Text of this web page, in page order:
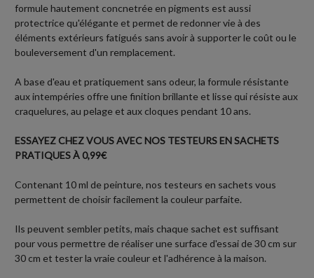
formule hautement concnetrée en pigments est aussi
protectrice qu'élégante et permet de redonner vie à des
éléments extérieurs fatigués sans avoir à supporter le coût ou le
bouleversement d'un remplacement.
A base d'eau et pratiquement sans odeur, la formule résistante
aux intempéries offre une finition brillante et lisse qui résiste aux
craquelures, au pelage et aux cloques pendant 10 ans.
ESSAYEZ CHEZ VOUS AVEC NOS TESTEURS EN SACHETS
PRATIQUES À 0,99€
Contenant 10 ml de peinture, nos testeurs en sachets vous
permettent de choisir facilement la couleur parfaite.
Ils peuvent sembler petits, mais chaque sachet est suffisant
pour vous permettre de réaliser une surface d'essai de 30 cm sur
30 cm et tester la vraie couleur et l'adhérence à la maison.